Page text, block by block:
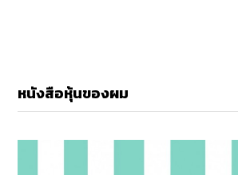
หนังสือหุ้นของผม